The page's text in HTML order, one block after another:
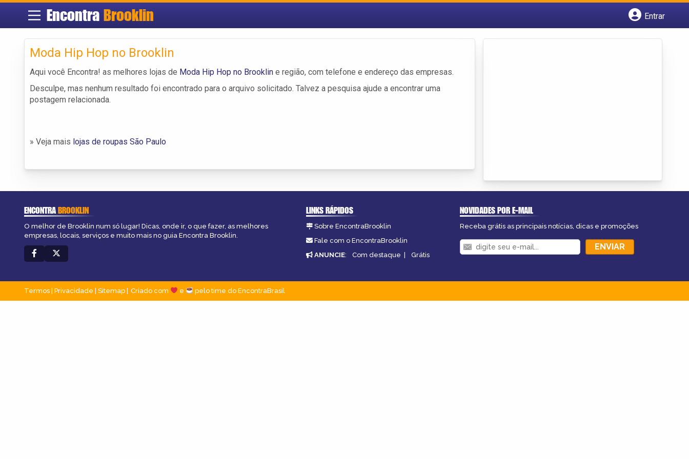
Encontra Brooklin
Entrar
Moda Hip Hop no Brooklin
Aqui você Encontra! as melhores lojas de Moda Hip Hop no Brooklin e região, com telefone e endereço das empresas.
Desculpe, mas nenhum resultado foi encontrado para o arquivo solicitado. Talvez a pesquisa ajude a encontrar uma
postagem relacionada.
» Veja mais lojas de roupas São Paulo
ENCONTRABROOKLIN
O melhor de Brooklin num só lugar! Dicas, onde ir, o que fazer, as melhores
empresas, locais, serviços e muito mais no guia Encontra Brooklin.
LINKS RÁPIDOS
Sobre EncontraBrooklin
Fale com o EncontraBrooklin
ANUNCIE: Com destaque | Grátis
NOVIDADES POR E-MAIL
Receba grátis as principais notícias, dicas e promoções
Termos Privacidade Sitemap Criado com e pelo time do EncontraBrasil